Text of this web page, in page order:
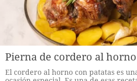
Pierna de cordero al
El cordero al horno con patatas es